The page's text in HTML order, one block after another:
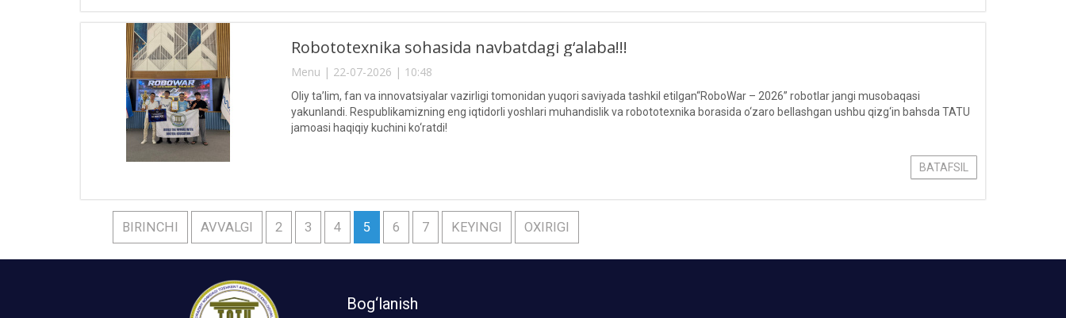
Robototexnika sohasida navbatdagi g‘alaba!!!
Menu | 22-07-2026 | 10:48
Oliy ta’lim, fan va innovatsiyalar vazirligi tomonidan yuqori saviyada tashkil etilgan“RoboWar – 2026” robotlar jangi musobaqasi
yakunlandi. Respublikamizning eng iqtidorli yoshlari muhandislik va robototexnika borasida o‘zaro bellashgan ushbu qizg‘in bahsda TATU
jamoasi haqiqiy kuchini ko‘ratdi!
BATAFSIL
BIRINCHI AVVALGI 2 3 4 5 6 7 KEYINGI OXIRIGI
Bog‘lanish